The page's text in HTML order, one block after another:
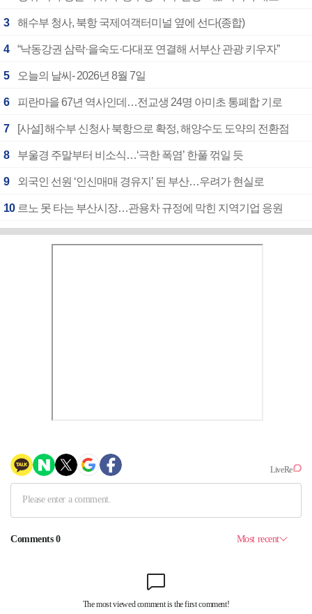
3 해수부 청사, 북항 국제여객터미널 옆에 선다(종합)
4 “낙동강권 삼락·을숙도·다대포 연결해 서부산 관광 키우자”
5 오늘의 날씨- 2026년 8월 7일
6 피란마을 67년 역사인데…전교생 24명 아미초 통폐합 기로
7 [사설] 해수부 신청사 북항으로 확정, 해양수도 도약의 전환점
8 부울경 주말부터 비소식…‘극한 폭염’ 한풀 꺾일 듯
9 외국인 선원 ‘인신매매 경유지’ 된 부산…우려가 현실로
10 르노 못 타는 부산시장…관용차 규정에 막힌 지역기업 응원